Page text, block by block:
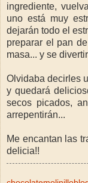
ingrediente,
uno está muy
dejarán todo el
preparar el pan
masa... y se
Olvidaba decirles
y quedará
secos picados,
arrepentirán...
Me encantan las
delicia!!